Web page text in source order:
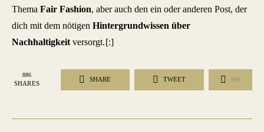
Thema Fair Fashion, aber auch den ein oder anderen Post, der
dich mit dem nötigen Hintergrundwissen über
Nachhaltigkeit versorgt.[:]
886
SHARES
SHARE TWEET 886